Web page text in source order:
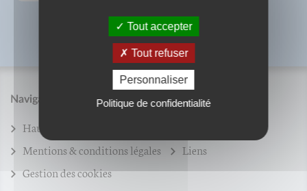
Navigation
Haut de page
Mentions & conditions légales
Liens
Gestion des cookies
Tout accepter
Tout refuser
Personnaliser
Politique de confidentialité